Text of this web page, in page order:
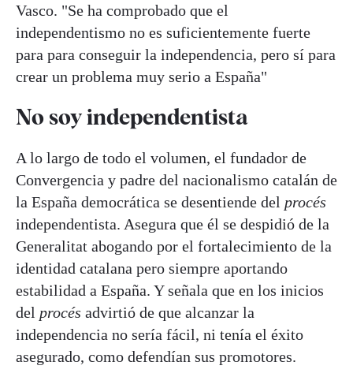
Vasco. "Se ha comprobado que el
independentismo no es suficientemente fuerte
para para conseguir la independencia, pero sí para
crear un problema muy serio a España"
No soy independentista
A lo largo de todo el volumen, el fundador de
Convergencia y padre del nacionalismo catalán de
la España democrática se desentiende del procés
independentista. Asegura que él se despidió de la
Generalitat abogando por el fortalecimiento de la
identidad catalana pero siempre aportando
estabilidad a España. Y señala que en los inicios
del procés advirtió de que alcanzar la
independencia no sería fácil, ni tenía el éxito
asegurado, como defendían sus promotores.